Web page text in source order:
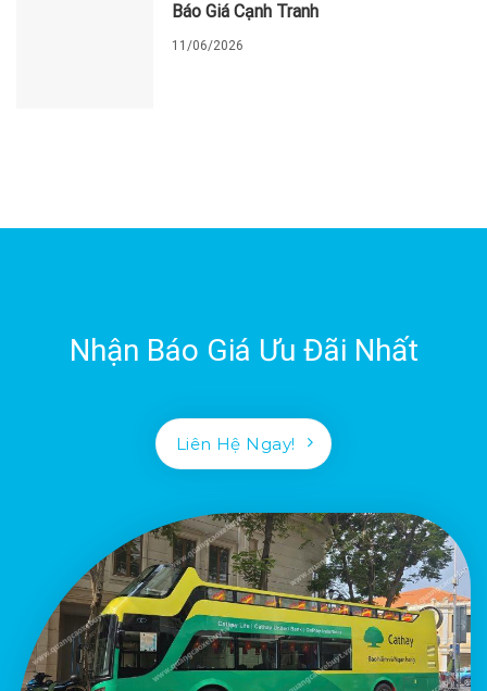
Báo Giá Cạnh Tranh
11/06/2026
Nhận Báo Giá Ưu Đãi Nhất
Liên Hệ Ngay!